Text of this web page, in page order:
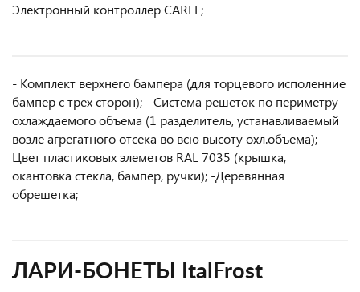
Электронный контроллер CAREL;
- Комплект верхнего бампера (для торцевого исполенние
бампер с трех сторон); - Система решеток по периметру
охлаждаемого объема (1 разделитель, устанавливаемый
возле агрегатного отсека во всю высоту охл.объема); -
Цвет пластиковых элеметов RAL 7035 (крышка,
окантовка стекла, бампер, ручки); -Деревянная
обрешетка;
ЛАРИ-БОНЕТЫ ItalFrost